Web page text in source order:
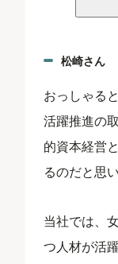
松崎さん
おっしゃる
活躍推進の
的資本経営
るのだと思
当社では、
つ人材が活